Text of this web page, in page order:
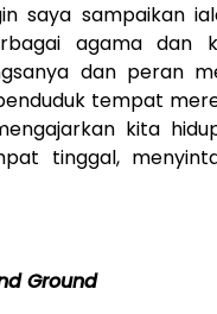
saya sampaikan
agama dan
dan peran
tempat
kita
tinggal,
Ground